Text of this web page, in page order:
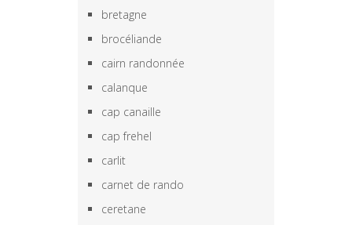
bretagne
brocéliande
cairn randonnée
calanque
cap canaille
cap frehel
carlit
carnet de rando
ceretane